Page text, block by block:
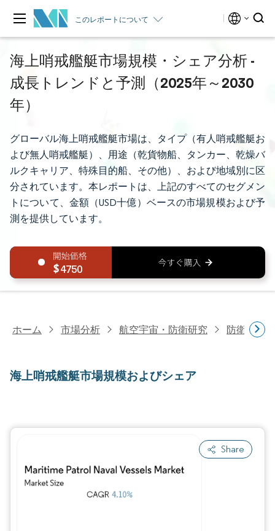
このレポートについて
海上哨戒艦艇市場規模・シェア分析 -
成長トレンドと予測（2025年～2030
年）
グローバル海上哨戒艦艇市場は、タイプ（有人哨戒艦艇お
よび無人哨戒艦艇）、用途（乾貨物船、タンカー、乾燥バ
ルクキャリア、特殊目的船、その他）、および地域別に区
分されています。本レポートは、上記のすべてのセグメン
トについて、金額（USD十億）ベースの市場規模および予
測を提供しています。
4750
ホーム 市場分析 航空宇宙・防衛研究 防衛研究
海上哨戒艦艇市場規模およびシェア
Share